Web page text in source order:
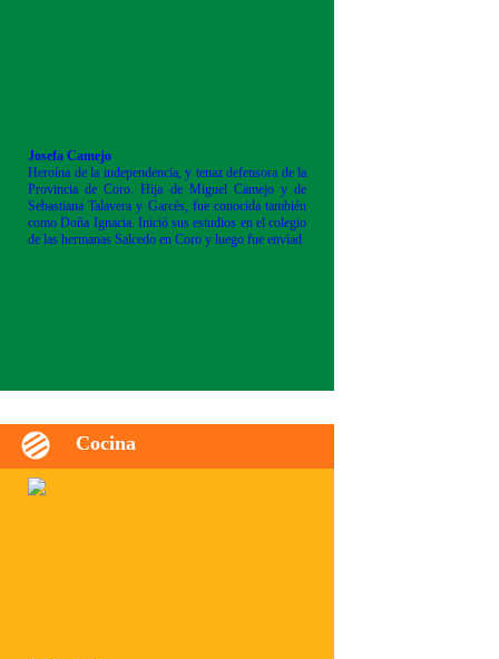
Josefa Camejo
Heroína de la independencia, y tenaz defensora de la
Provincia de Coro. Hija de Miguel Camejo y de
Sebastiana Talavera y Garcés, fue conocida también
como Doña Ignacia. Inició sus estudios en el colegio
de las hermanas Salcedo en Coro y luego fue enviad
Cocina